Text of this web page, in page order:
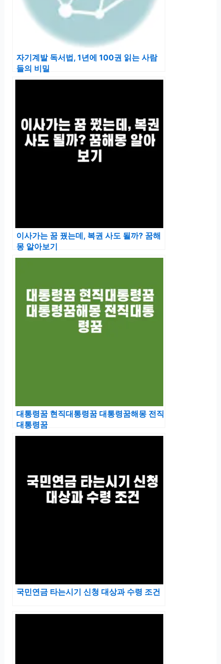
자기계발 독서법, 1년에 100권 읽는 사람
들의 비밀
이사가는 꿈 꿨는데, 복권 사도 될까? 꿈해
몽 알아보기
대통령꿈 현직대통령꿈 대통령꿈해몽 전직
대통령꿈
국민연금 타는시기 신청 대상과 수령 조건